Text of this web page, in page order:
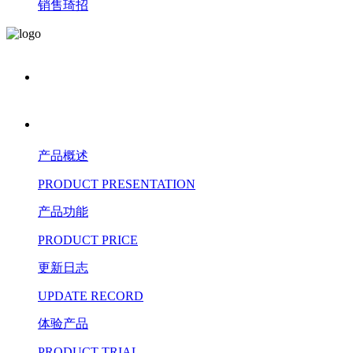
销售琦招
产品概述
PRODUCT PRESENTATION
产品功能
PRODUCT PRICE
更新日志
UPDATE RECORD
体验产品